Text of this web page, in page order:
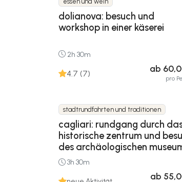
dolianova: besuch und
workshop in einer käserei
2h 30m
4.7 (7) ab
pro
stadtrundfahrten und traditionen
cagliari: rundgang durch
historische zentrum und
des archäologischen
3h 30m
ab